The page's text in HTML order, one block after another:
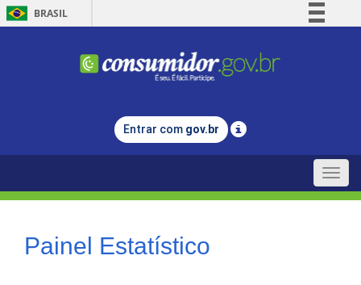
BRASIL
Comunica BR
Legislação
Entrar com gov.br
Toggle
Painel Estatístico